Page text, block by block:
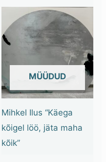
OUT OF STOCK
Mihkel Ilus “Käega
kõigel löö, jäta maha
kõik”